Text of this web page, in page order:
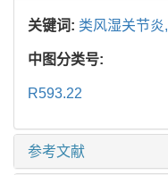
关键词: 类风湿关节炎,
中图分类号:
R593.22
参考文献